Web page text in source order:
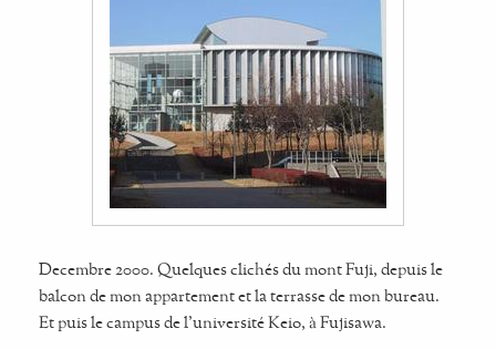
Decembre 2000. Quelques clichés du mont Fuji, depuis le
balcon de mon appartement et la terrasse de mon bureau.
Et puis le campus de l'université Keio, à Fujisawa.